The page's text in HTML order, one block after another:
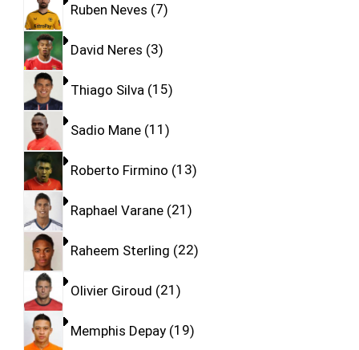
Ruben Neves 7
David Neres 3
Thiago Silva 15
Sadio Mane 11
Roberto Firmino 13
Raphael Varane 21
Raheem Sterling 22
Olivier Giroud 21
Memphis Depay 19